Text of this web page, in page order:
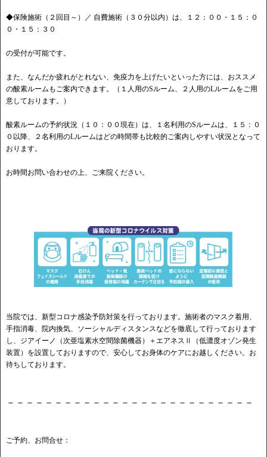
◆保険施術（２回目～）／ 自費施術（３０分以内）は、１２：００・１５：０
０・１５：３０
の受付が可能です。
また、なんだか疲れがとれない、免疫力を上げたいといった方には、おススメ
の酸素ルームもご案内できます。（１人用のSルーム、２人用のLルームをご用
意しております。）
酸素ルームの予約状況（１０：００現在）は、１名利用のSルームは、１５：０
０以降、２名利用のLルームはどの時間帯も比較的ご案内しやすい状況となって
おります。
お時間お問い合わせの上、ご来院ください。
当院では、新型コロナ感染予防対策を行っております。施術者のマスク着用、
手指消毒、院内換気、ソーシャルディスタンスなどを徹底して行っております
し、ジアイーノ（次亜塩素水空間除菌機器）＋エアネスⅡ（低濃度オゾン発生
装置）を設置しておりますので、安心してお身体のケアにお越しください。お
待ちしております。
－－－－－－－－－－－－－－－－－－－－－－－－－－
ご予約、お問合せ：